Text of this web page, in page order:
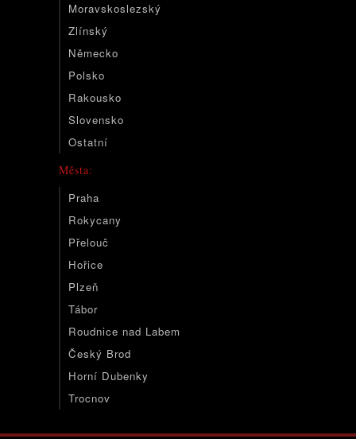
Moravskoslezský
Zlínský
Německo
Polsko
Rakousko
Slovensko
Ostatní
Města:
Praha
Rokycany
Přelouč
Hořice
Plzeň
Tábor
Roudnice nad Labem
Český Brod
Horní Dubenky
Trocnov